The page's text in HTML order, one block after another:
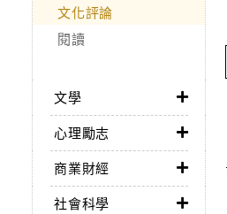
文化評論
閱讀
文學
心理勵志
商業財經
社會科學